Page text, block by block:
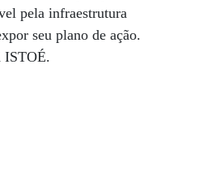
pela infraestrutura
seu plano de ação.
ISTOÉ.